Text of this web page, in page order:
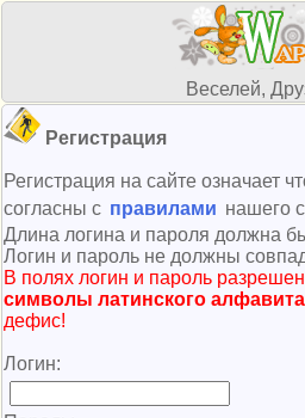
Веселей,
Регистрация
Регистрация на сайте означает
согласны с правилами нашего
Длина логина и пароля должна
Логин и пароль не должны
В полях логин и пароль
символы латинского
дефис!
Логин: